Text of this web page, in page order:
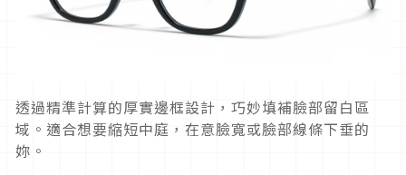
透過精準計算的厚實邊框設計，巧妙填補臉部留白區
域。適合想要縮短中庭，在意臉寬或臉部線條下垂的
妳。